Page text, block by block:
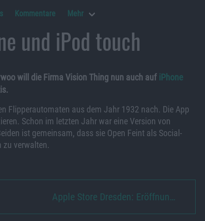
Kommentare Mehr
und iPod touch
will die Firma Vision Thing nun auch auf iPhone
Flipperautomaten aus dem Jahr 1932 nach. Die App
Schon im letzten Jahr war eine Version von
ist gemeinsam, dass sie Open Feint als Social-
zu verwalten.
Apple Store Dresden: Eröffnun…